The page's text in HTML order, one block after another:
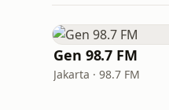
Gen 98.7 FM
Jakarta · 98.7 FM